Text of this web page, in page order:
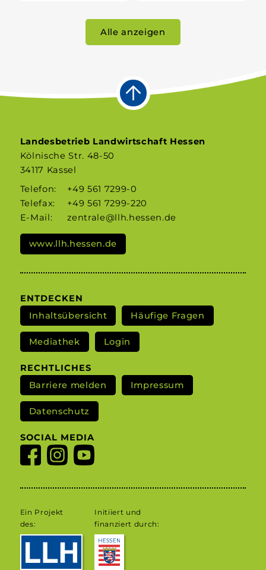
Alle anzeigen
Landesbetrieb Landwirtschaft Hessen
Kölnische Str. 48-50
34117 Kassel
Telefon:
+49 561 7299-0
Telefax:
+49 561 7299-220
E-Mail:
zentrale@llh.hessen.de
www.llh.hessen.de
ENTDECKEN
Inhaltsübersicht
Häufige Fragen
Mediathek Login
RECHTLICHES
Barriere melden
Impressum
Datenschutz
SOCIAL MEDIA
Ein Projekt
des:
Initiiert und
finanziert durch: